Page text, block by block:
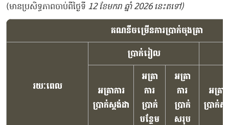
(មានប្រសិទ្ធភាពចាប់ពីថ្ងៃទី 12 ខែមករា ឆ្នាំ 2026 នេះតទៅ)
គណនីចម្រើនការប្រាក់ចុងគ្រា
រយៈពេល
ប្រាក់រៀល
អត្រាការ
ប្រាក់ស្ដង់ដា
អត្រា
ការ
ប្រាក់
បន្ថែម
អត្រា
ការ
ប្រាក់
សរុប
អត្រា
ប្រាក់ស្